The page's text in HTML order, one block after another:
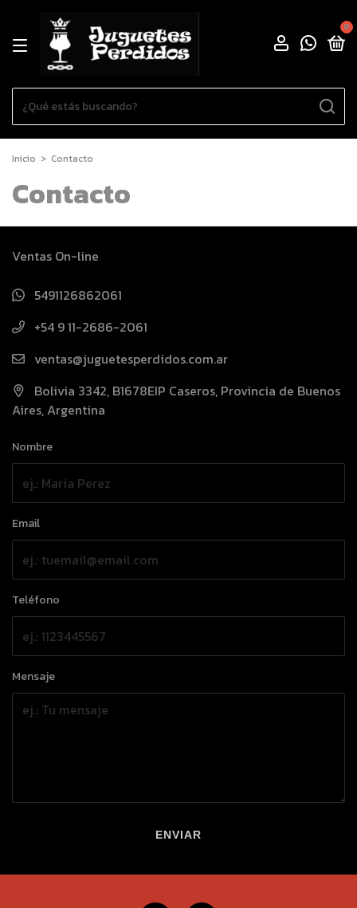
0
Inicio > Contacto
Contacto
Ventas On-line
5491126862061
+54 9 11-2686-2061
ventas@juguetesperdidos.com.ar
Bolivia 3342, B1678EIP Caseros, Provincia de Buenos
Aires, Argentina
Nombre
Email
Teléfono
Mensaje
ENVIAR